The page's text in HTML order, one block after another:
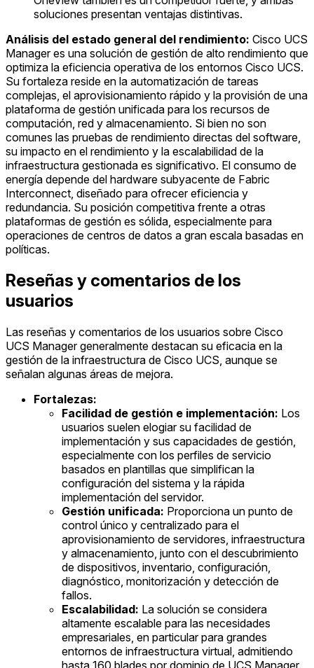
soluciones presentan ventajas distintivas.
Análisis del estado general del rendimiento: Cisco UCS
Manager es una solución de gestión de alto rendimiento que
optimiza la eficiencia operativa de los entornos Cisco UCS.
Su fortaleza reside en la automatización de tareas
complejas, el aprovisionamiento rápido y la provisión de una
plataforma de gestión unificada para los recursos de
computación, red y almacenamiento. Si bien no son
comunes las pruebas de rendimiento directas del software,
su impacto en el rendimiento y la escalabilidad de la
infraestructura gestionada es significativo. El consumo de
energía depende del hardware subyacente de Fabric
Interconnect, diseñado para ofrecer eficiencia y
redundancia. Su posición competitiva frente a otras
plataformas de gestión es sólida, especialmente para
operaciones de centros de datos a gran escala basadas en
políticas.
Reseñas y comentarios de los
usuarios
Las reseñas y comentarios de los usuarios sobre Cisco
UCS Manager generalmente destacan su eficacia en la
gestión de la infraestructura de Cisco UCS, aunque se
señalan algunas áreas de mejora.
Fortalezas:
Facilidad de gestión e implementación: Los
usuarios suelen elogiar su facilidad de
implementación y sus capacidades de gestión,
especialmente con los perfiles de servicio
basados en plantillas que simplifican la
configuración del sistema y la rápida
implementación del servidor.
Gestión unificada: Proporciona un punto de
control único y centralizado para el
aprovisionamiento de servidores, infraestructura
y almacenamiento, junto con el descubrimiento
de dispositivos, inventario, configuración,
diagnóstico, monitorización y detección de
fallos.
Escalabilidad: La solución se considera
altamente escalable para las necesidades
empresariales, en particular para grandes
entornos de infraestructura virtual, admitiendo
hasta 160 blades por dominio de UCS Manager.